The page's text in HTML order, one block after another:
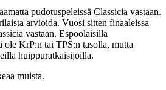
pudotuspeleissä Classicia vastaan.
arvioida. Vuosi sitten finaaleissa
vastaan. Espoolaisilla
ole KrP:n tai TPS:n tasolla, mutta
huippuratkaisijoilla.
muista.